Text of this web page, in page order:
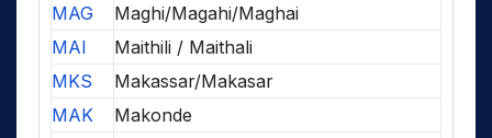
MAG
Maghi/Magahi/Maghai
MAI
Maithili / Maithali
MKS
Makassar/Makasar
MAK
Makonde